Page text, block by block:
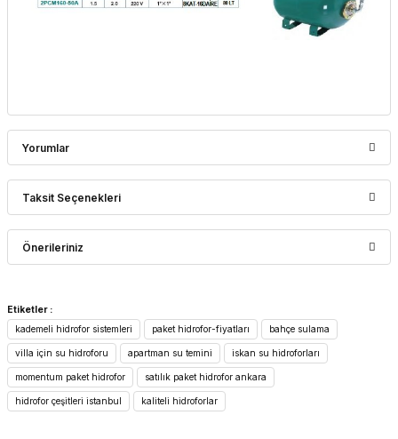
Yorumlar
Bu ürüne ilk yorumu siz yapın!
Taksit Seçenekleri
Önerileriniz
Bu ürünün fiyat bilgisi, resim, ürün açıklamalarında ve diğer
konularda yetersiz gördüğünüz noktaları öneri formunu
kullanarak tarafımıza iletebilirsiniz.
Görüş ve önerileriniz için teşekkür ederiz.
Ürün resmi kalitesiz, bozuk veya görüntülenemiyor.
Etiketler :
kademeli hidrofor sistemleri
paket hidrofor-fiyatları bahçe sulama
villa için su hidroforu apartman su temini iskan su hidroforları
momentum paket hidrofor satılık paket hidrofor ankara
hidrofor çeşitleri istanbul kaliteli hidroforlar